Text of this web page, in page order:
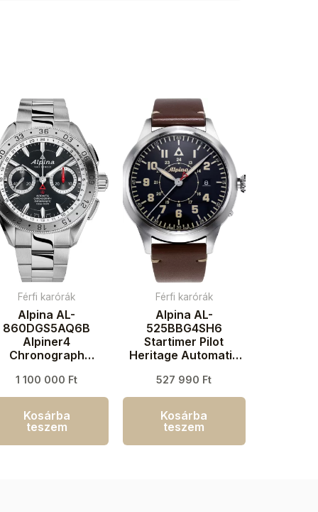
Férfi karórák
Alpina AL-
860DGS5AQ6B
Alpiner4
Chronograph
45mm 10ATM
1 100 000 Ft
Kosárba
teszem
Férfi karórák
Alpina AL-
525BBG4SH6
Startimer Pilot
Heritage Automatic
3ATM
527 990 Ft
Kosárba
teszem